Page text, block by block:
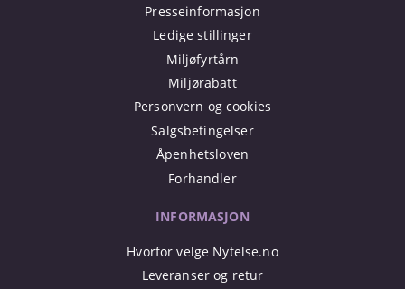
Presseinformasjon
Ledige stillinger
Miljøfyrtårn
Miljørabatt
Personvern og cookies
Salgsbetingelser
Åpenhetsloven
Forhandler
INFORMASJON
Hvorfor velge Nytelse.no
Leveranser og retur